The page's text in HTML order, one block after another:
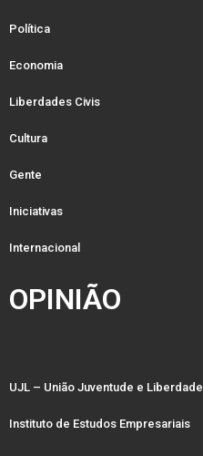
Política
Economia
Liberdades Civis
Cultura
Gente
Iniciativas
Internacional
OPINIÃO
UJL – União Juventude e Liberdade
Instituto de Estudos Empresariais